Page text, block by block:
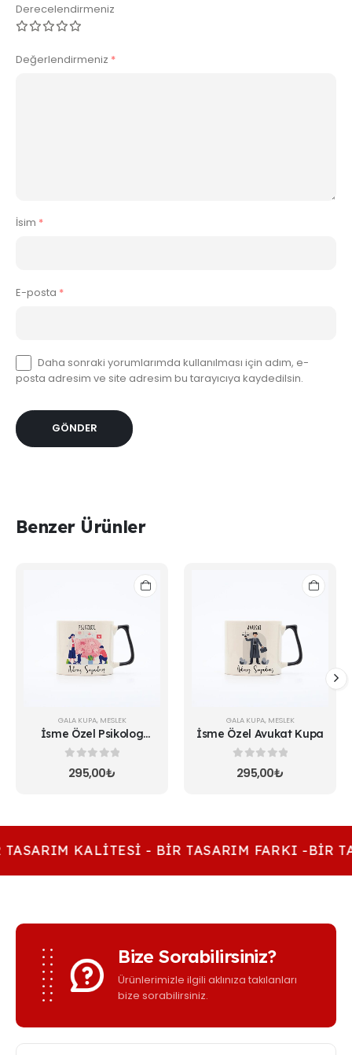
Derecelendirmeniz
Değerlendirmeniz *
İsim *
E-posta *
Daha sonraki yorumlarımda kullanılması için adım, e-
posta adresim ve site adresim bu tarayıcıya kaydedilsin.
Benzer Ürünler
GALA KUPA, MESLEK
İsme Özel Psikolog
Kupa 2
05 üzerinden
295,00₺
GALA KUPA, MESLEK
İsme Özel Avukat Kupa
05 üzerinden
295,00₺
KALITESI - BIR TASARIM FARKI -BIR
Bize Sorabilirsiniz?
Ürünlerimizle ilgili aklınıza takılanları
bize sorabilirsiniz.